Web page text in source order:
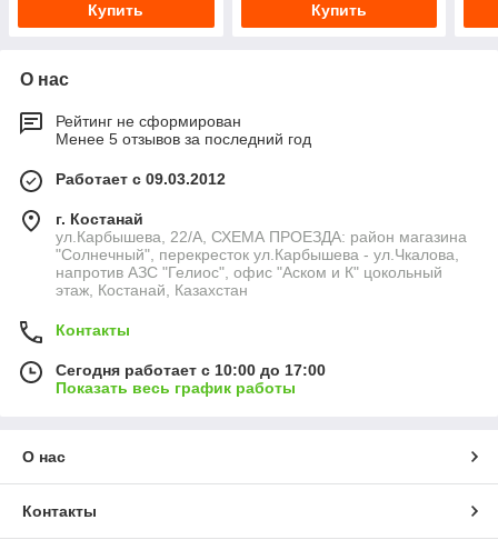
Купить Купить
О нас
Рейтинг не сформирован
Менее 5 отзывов за последний год
Работает с 09.03.2012
г. Костанай
ул.Карбышева, 22/А, СХЕМА ПРОЕЗДА: район магазина
"Солнечный", перекресток ул.Карбышева - ул.Чкалова,
напротив АЗС "Гелиос", офис "Аском и К" цокольный
этаж, Костанай, Казахстан
Контакты
Сегодня работает с 10:00 до 17:00
Показать весь график работы
О нас
Контакты